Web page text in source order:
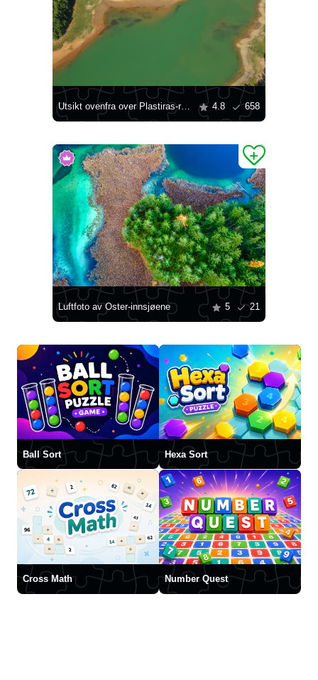
Utsikt ovenfra over Plastiras-reservoaret 4.8 658
Luftfoto av Oster-innsjøene 5 21
Ball Sort Hexa Sort
Cross Math Number Quest